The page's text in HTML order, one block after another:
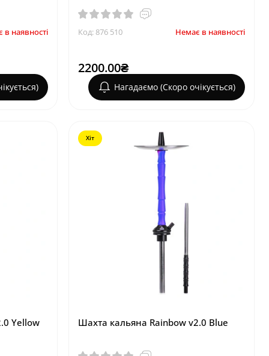
наявності Код: 876 510 Немає в наявності
2200.00₴
Нагадаємо (Скоро очікується)
Yellow
Хіт
Шахта кальяна Rainbow v2.0 Blue